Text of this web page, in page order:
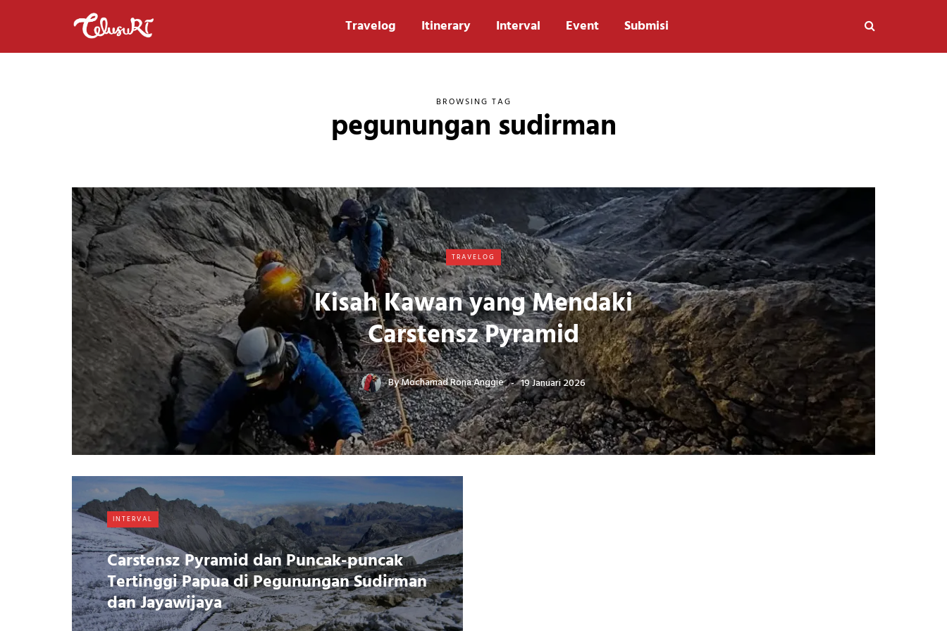
Travelog Itinerary Interval Event Submisi
BROWSING TAG
pegunungan sudirman
TRAVELOG
Kisah Kawan yang Mendaki
Carstensz Pyramid
ByMochamad Rona Anggie 19 Januari 2026
INTERVAL
Carstensz Pyramid dan Puncak-puncak
Tertinggi Papua di Pegunungan Sudirman
dan Jayawijaya